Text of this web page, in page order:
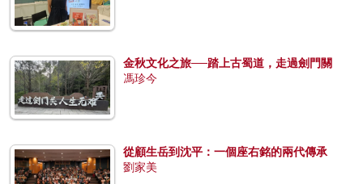
金秋文化之旅──踏上古蜀道，走過劍門關
馮珍今
從顧生岳到沈平：一個座右銘的兩代傳承
劉家美